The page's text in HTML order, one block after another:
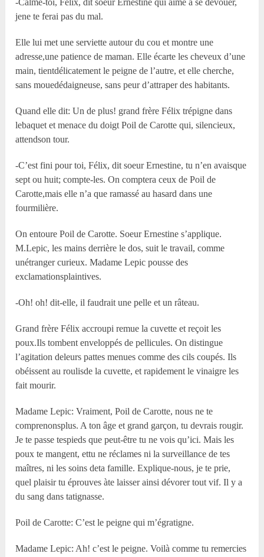
-Calme-toi, Félix, dit soeur Ernestine qui aime à se dévouer,
jene te ferai pas du mal.
Elle lui met une serviette autour du cou et montre une
adresse,une patience de maman. Elle écarte les cheveux d’une
main, tientdélicatement le peigne de l’autre, et elle cherche,
sans mouedédaigneuse, sans peur d’attraper des habitants.
Quand elle dit: Un de plus! grand frère Félix trépigne dans
lebaquet et menace du doigt Poil de Carotte qui, silencieux,
attendson tour.
-C’est fini pour toi, Félix, dit soeur Ernestine, tu n’en avaisque
sept ou huit; compte-les. On comptera ceux de Poil de
Carotte,mais elle n’a que ramassé au hasard dans une
fourmilière.
On entoure Poil de Carotte. Soeur Ernestine s’applique.
M.Lepic, les mains derrière le dos, suit le travail, comme
unétranger curieux. Madame Lepic pousse des
exclamationsplaintives.
-Oh! oh! dit-elle, il faudrait une pelle et un râteau.
Grand frère Félix accroupi remue la cuvette et reçoit les
poux.Ils tombent enveloppés de pellicules. On distingue
l’agitation deleurs pattes menues comme des cils coupés. Ils
obéissent au roulisde la cuvette, et rapidement le vinaigre les
fait mourir.
Madame Lepic: Vraiment, Poil de Carotte, nous ne te
comprenonsplus. A ton âge et grand garçon, tu devrais rougir.
Je te passe tespieds que peut-être tu ne vois qu’ici. Mais les
poux te mangent, ettu ne réclames ni la surveillance de tes
maîtres, ni les soins deta famille. Explique-nous, je te prie,
quel plaisir tu éprouves àte laisser ainsi dévorer tout vif. Il y a
du sang dans tatignasse.
Poil de Carotte: C’est le peigne qui m’égratigne.
Madame Lepic: Ah! c’est le peigne. Voilà comme tu remercies